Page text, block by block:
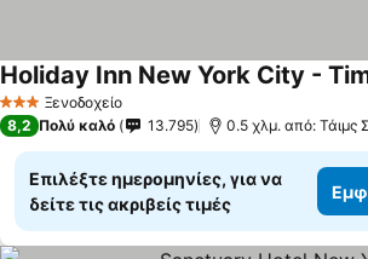
3 ΑστέριαΞενοδοχείο
8,2 Πολύ καλό 13.795 0.5 χλμ. από: Τάιμς
Επιλέξτε ημερομηνίες, για να
δείτε τις ακριβείς τιμές